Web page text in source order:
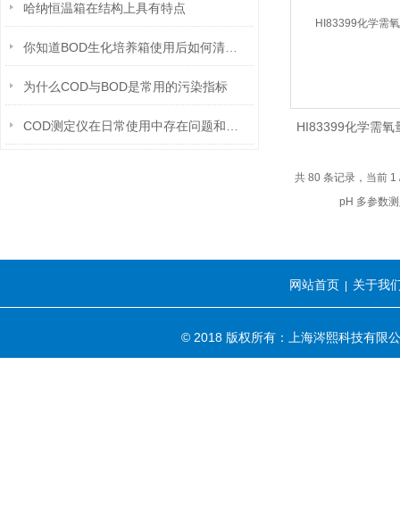
哈纳恒温箱在结构上具有特点
为什么COD与BOD是常用的污染指标
HI83399化学需氧
共 80 条记录，当前
网站首页 关于我
© 2018 版权所有：上海涔熙科技有限